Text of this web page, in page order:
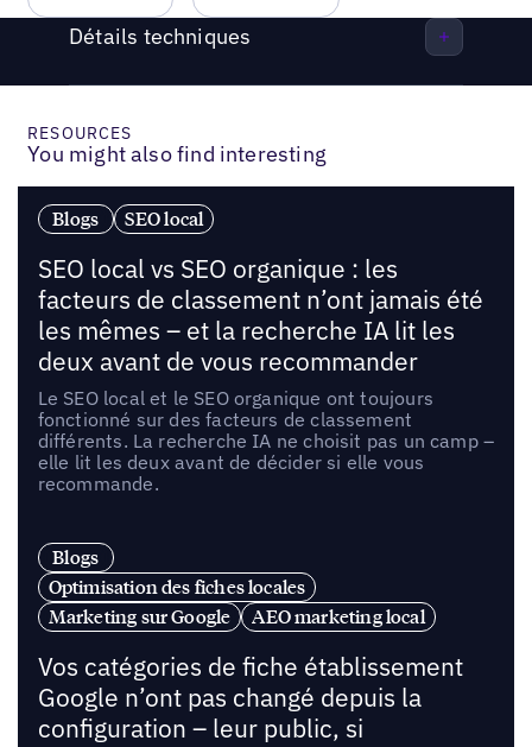
Détails techniques
RESOURCES
You might also find interesting
Blogs SEO local
SEO local vs SEO organique : les
facteurs de classement n’ont jamais été
les mêmes – et la recherche IA lit les
deux avant de vous recommander
Le SEO local et le SEO organique ont toujours
fonctionné sur des facteurs de classement
différents. La recherche IA ne choisit pas un camp –
elle lit les deux avant de décider si elle vous
recommande.
Blogs
Optimisation des fiches locales
Marketing sur Google
AEO marketing local
Vos catégories de fiche établissement
Google n’ont pas changé depuis la
configuration – leur public, si